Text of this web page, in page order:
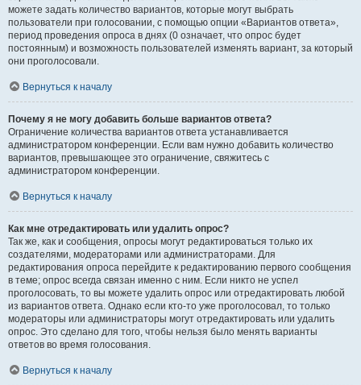
можете задать количество вариантов, которые могут выбрать
пользователи при голосовании, с помощью опции «Вариантов ответа»,
период проведения опроса в днях (0 означает, что опрос будет
постоянным) и возможность пользователей изменять вариант, за который
они проголосовали.
Вернуться к началу
Почему я не могу добавить больше вариантов ответа?
Ограничение количества вариантов ответа устанавливается
администратором конференции. Если вам нужно добавить количество
вариантов, превышающее это ограничение, свяжитесь с
администратором конференции.
Вернуться к началу
Как мне отредактировать или удалить опрос?
Так же, как и сообщения, опросы могут редактироваться только их
создателями, модераторами или администраторами. Для
редактирования опроса перейдите к редактированию первого сообщения
в теме; опрос всегда связан именно с ним. Если никто не успел
проголосовать, то вы можете удалить опрос или отредактировать любой
из вариантов ответа. Однако если кто-то уже проголосовал, то только
модераторы или администраторы могут отредактировать или удалить
опрос. Это сделано для того, чтобы нельзя было менять варианты
ответов во время голосования.
Вернуться к началу